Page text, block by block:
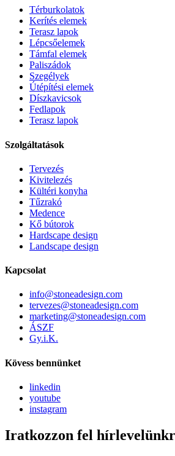
Térburkolatok
Kerítés elemek
Terasz lapok
Lépcsőelemek
Támfal elemek
Paliszádok
Szegélyek
Útépítési elemek
Díszkavicsok
Fedlapok
Terasz lapok
Szolgáltatások
Tervezés
Kivitelezés
Kültéri konyha
Tűzrakó
Medence
Kő bútorok
Hardscape design
Landscape design
Kapcsolat
info@stoneadesign.com
tervezes@stoneadesign.com
marketing@stoneadesign.com
ÁSZF
Gy.i.K.
Kövess bennünket
linkedin
youtube
instagram
Iratkozzon fel